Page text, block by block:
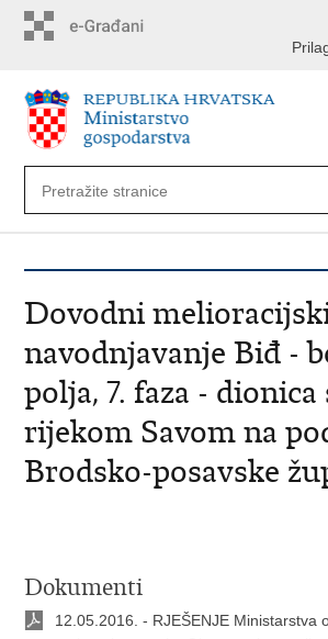
Dovodni
navodnjavanje Biđ -
polja, 7. faza - dionica
rijekom Savom na
Brodsko-posavske
Dokumenti
12.05.2016. - RJEŠENJE Ministarstva